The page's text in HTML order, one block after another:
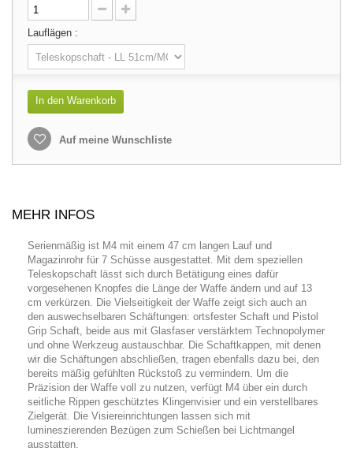
Lauflägen :
In den Warenkorb
Auf meine Wunschliste
MEHR INFOS
Serienmäßig ist M4 mit einem 47 cm langen Lauf und
Magazinrohr für 7 Schüsse ausgestattet. Mit dem speziellen
Teleskopschaft lässt sich durch Betätigung eines dafür
vorgesehenen Knopfes die Länge der Waffe ändern und auf 13
cm verkürzen. Die Vielseitigkeit der Waffe zeigt sich auch an
den auswechselbaren Schäftungen: ortsfester Schaft und Pistol
Grip Schaft, beide aus mit Glasfaser verstärktem Technopolymer
und ohne Werkzeug austauschbar. Die Schaftkappen, mit denen
wir die Schäftungen abschließen, tragen ebenfalls dazu bei, den
bereits mäßig gefühlten Rückstoß zu vermindern. Um die
Präzision der Waffe voll zu nutzen, verfügt M4 über ein durch
seitliche Rippen geschütztes Klingenvisier und ein verstellbares
Zielgerät. Die Visiereinrichtungen lassen sich mit
lumineszierenden Bezügen zum Schießen bei Lichtmangel
ausstatten.